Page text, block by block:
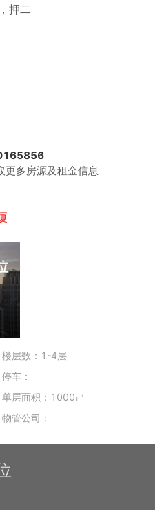
押二
更多房源及租金信息
楼层数：1-4层
停车：
单层面积：1000㎡
物管公司：